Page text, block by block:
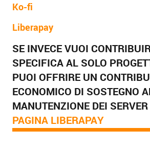
Ko-fi
Liberapay
SE INVECE VUOI
SPECIFICA AL SOLO
PUOI OFFRIRE UN
ECONOMICO DI SOSTEGNO
MANUTENZIONE DEI SERVER
PAGINA LIBERAPAY